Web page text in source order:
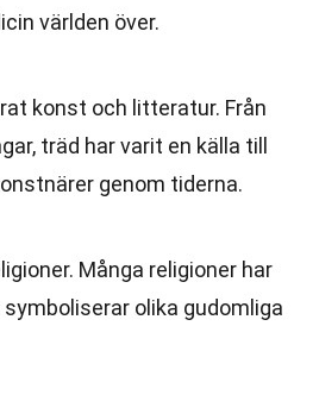
världen över.
konst och litteratur. Från
träd har varit en källa till
genom tiderna.
Många religioner har
olika gudomliga